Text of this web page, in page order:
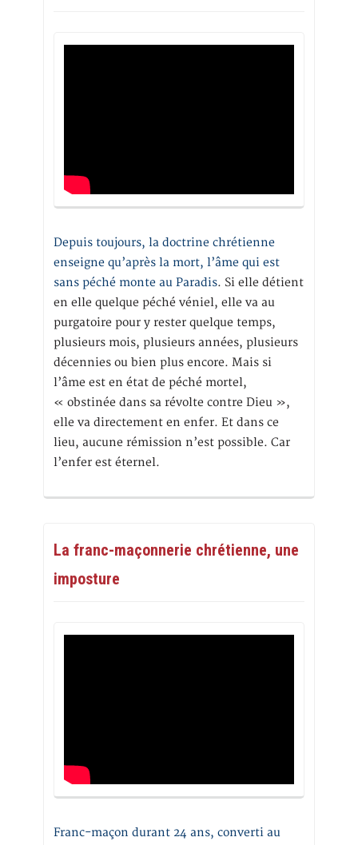
Depuis toujours, la doctrine chrétienne
enseigne qu’après la mort, l’âme qui est
sans péché monte au Paradis. Si elle détient
en elle quelque péché véniel, elle va au
purgatoire pour y rester quelque temps,
plusieurs mois, plusieurs années, plusieurs
décennies ou bien plus encore. Mais si
l’âme est en état de péché mortel,
« obstinée dans sa révolte contre Dieu »,
elle va directement en enfer. Et dans ce
lieu, aucune rémission n’est possible. Car
l’enfer est éternel.
La franc-maçonnerie chrétienne, une
imposture
Franc-maçon durant 24 ans, converti au